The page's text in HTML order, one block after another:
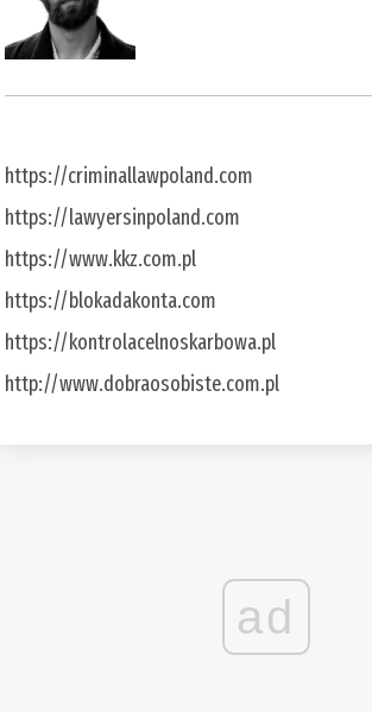
https://criminallawpoland.com
https://lawyersinpoland.com
https://www.kkz.com.pl
https://blokadakonta.com
https://kontrolacelnoskarbowa.pl
http://www.dobraosobiste.com.pl
ad